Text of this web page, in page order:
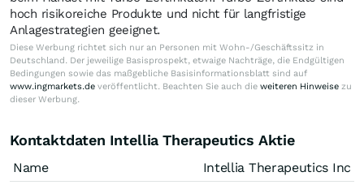
hoch risikoreiche Produkte und nicht für langfristige
Anlagestrategien geeignet.
Diese Werbung richtet sich nur an Personen mit Wohn-/Geschäftssitz in
Deutschland. Der jeweilige Basisprospekt, etwaige Nachträge, die Endgültigen
Bedingungen sowie das maßgebliche Basisinformationsblatt sind auf
www.ingmarkets.de veröffentlicht. Beachten Sie auch die weiteren Hinweise zu
dieser Werbung.
Kontaktdaten Intellia Therapeutics Aktie
Name
Intellia Therapeutics Inc